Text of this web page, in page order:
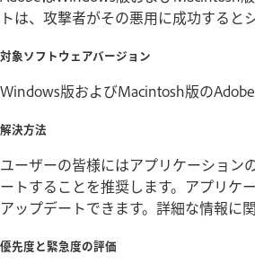
トは、攻撃者がその悪用に成功すると
対象ソフトウェアバージョン
Windows版およびMacintosh版の
解決方法
ユーザーの皆様にはアプリケーション
ートすることを推奨します。アプリケ
アップデートできます。詳細な情報に
優先度と緊急度の評価